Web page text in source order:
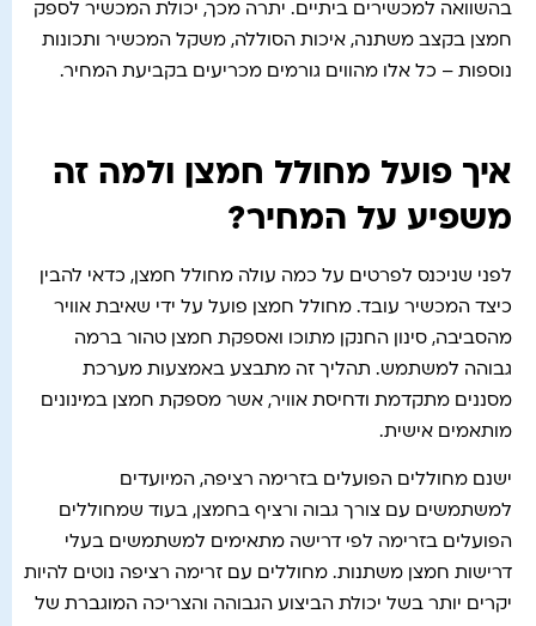
בהשוואה למכשירים ביתיים. יתרה מכך, יכולת המכשיר לספק
חמצן בקצב משתנה, איכות הסוללה, משקל המכשיר ותכונות
נוספות – כל אלו מהווים גורמים מכריעים בקביעת המחיר.
איך פועל מחולל חמצן ולמה זה
משפיע על המחיר?
לפני שניכנס לפרטים על כמה עולה מחולל חמצן, כדאי להבין
כיצד המכשיר עובד. מחולל חמצן פועל על ידי שאיבת אוויר
מהסביבה, סינון החנקן מתוכו ואספקת חמצן טהור ברמה
גבוהה למשתמש. תהליך זה מתבצע באמצעות מערכת
מסננים מתקדמת ודחיסת אוויר, אשר מספקת חמצן במינונים
מותאמים אישית.
ישנם מחוללים הפועלים בזרימה רציפה, המיועדים
למשתמשים עם צורך גבוה ורציף בחמצן, בעוד שמחוללים
הפועלים בזרימה לפי דרישה מתאימים למשתמשים בעלי
דרישות חמצן משתנות. מחוללים עם זרימה רציפה נוטים להיות
יקרים יותר בשל יכולת הביצוע הגבוהה והצריכה המוגברת של